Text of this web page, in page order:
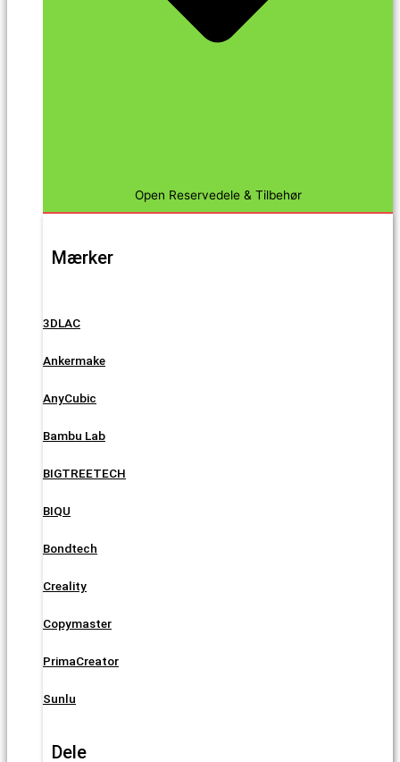
Open Reservedele & Tilbehør
Mærker
3DLAC
Ankermake
AnyCubic
Bambu Lab
BIGTREETECH
BIQU
Bondtech
Creality
Copymaster
PrimaCreator
Sunlu
Dele